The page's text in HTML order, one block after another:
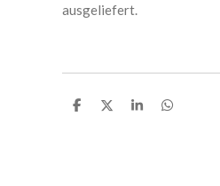
ausgeliefert.
T
T
T
T